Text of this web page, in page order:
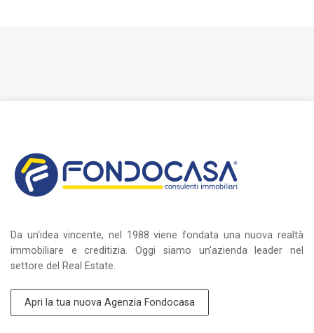
Da un'idea vincente, nel 1988 viene fondata una nuova realtà
immobiliare e creditizia. Oggi siamo un'azienda leader nel
settore del Real Estate.
Apri la tua nuova Agenzia Fondocasa